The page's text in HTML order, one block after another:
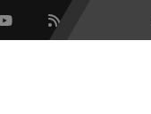
Flux RSS